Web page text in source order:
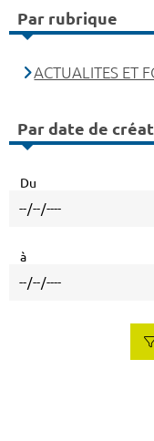
Par rubrique
ACTUALITES ET
Par date de
Du
à